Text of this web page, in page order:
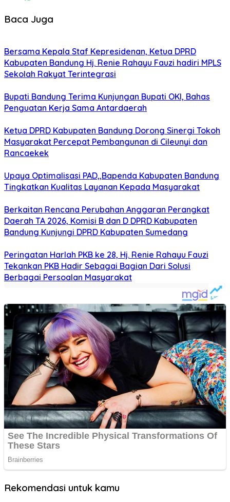
Baca Juga
Bersama Kepala Staf Kepresidenan, Ketua DPRD
Kabupaten Bandung Hj. Renie Rahayu Fauzi hadiri MPLS
Sekolah Rakyat Terintegrasi
Bupati Bandung Terima Kunjungan Bupati OKI, Bahas
Penguatan Kerja Sama Antardaerah
Ketua DPRD Kabupaten Bandung Dorong Sinergi Tokoh
Masyarakat Percepat Pembangunan di Cileunyi dan
Rancaekek
Upaya Optimalisasi PAD,,Bapenda Kabupaten Bandung
Tingkatkan Kualitas Layanan Kepada Masyarakat
Berkaitan Rencana Perubahan Anggaran Perangkat
Daerah TA 2026, Komisi B dan D DPRD Kabupaten
Bandung Kunjungi DPRD Kabupaten Sumedang
Peringatan Harlah PKB ke 28, Hj. Renie Rahayu Fauzi
Tekankan PKB Hadir Sebagai Bagian Dari Solusi
Berbagai Persoalan Masyarakat
Rekomendasi untuk kamu